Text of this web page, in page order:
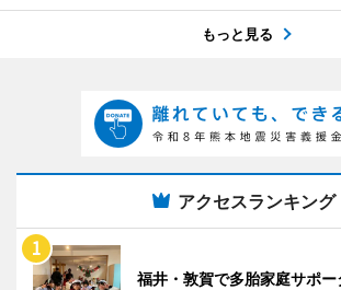
もっと見る
アクセスランキング
福井・敦賀で多胎家庭サポ